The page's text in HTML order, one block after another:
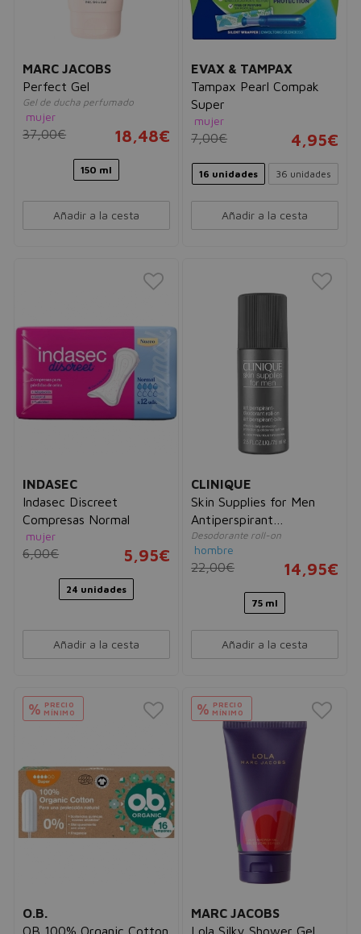
MARC JACOBS
Perfect Gel
Gel de ducha perfumado
mujer
37,00€ 18,48€
150 ml
Añadir a la cesta
EVAX & TAMPAX
Tampax Pearl Compak
Super
mujer
7,00€ 4,95€
16 unidades 36 unidades
Añadir a la cesta
INDASEC
Indasec Discreet
Compresas Normal
mujer
6,00€ 5,95€
24 unidades
Añadir a la cesta
CLINIQUE
Skin Supplies for Men
Antiperspirant
Deodorant Roll-On
Desodorante roll-on
hombre
22,00€ 14,95€
75 ml
Añadir a la cesta
% PRECIO
MÍNIMO
O.B.
OB 100% Organic Cotton
% PRECIO
MÍNIMO
MARC JACOBS
Lola Silky Shower Gel